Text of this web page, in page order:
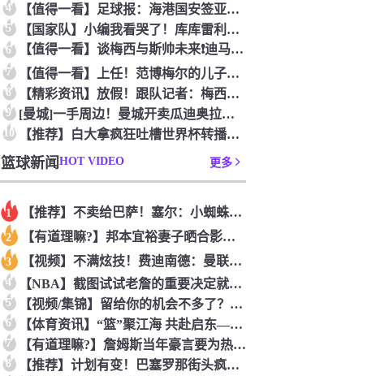
4 【值得一看】足球报：海港国安签亚冠外援证明有些想法 海外回流
5 【国家队】小编我看哭了！库库雷利亚谈儿子患自闭症，令人动容
6 【值得一看】谈梅西与斯帅未来❗️迪马利亚：他俩必须焊死，天花
7 【值得一看】上任！范博梅尔的儿子谈父亲成为比利时国家队主教练
8 【精彩资讯】放假！跟队记者：梅西和德保罗放假休息，缺席明日对
9 [曼城]一手周边！曼城开卖瓜迪奥拉办公室用品！
10 【推荐】白大拿疯狂吐槽世界杯转播：你们比我还烂，我甘拜下风！
篮球新闻 HOT VIDEO 更多
1 【推荐】不卖给巴萨！塞尔：小蜘蛛最可能去阿森纳 马竞能得到约
2 【有道理嘛?】邦本宜裕妻子晒合影庆生：逐渐适应在中国的生活，
3 【视频】不满炫技！费迪南德：曼联时期范尼曾对C罗说“你就该去
4 【NBA】截图试试老詹的重要决定就交给吧友们了~
5 【视频/集锦】留给你的机会不多了？阿芳能否找回巅峰期的状态？
6 【体育资讯】“篮”聚江海 共赴启东——2026年CBA夏季联
7 【有道理嘛?】詹姆斯当年豪言要为热火带来7冠？韦德曾谈：不会
8 【推荐】计划有变！巴塞罗那街头疯狂庆祝世界杯，高喊我是西班牙